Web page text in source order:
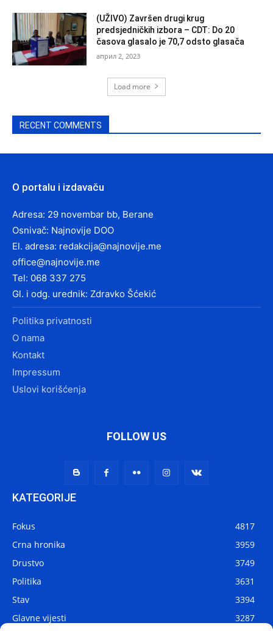
(UŽIVO) Završen drugi krug
predsjedničkih izbora – CDT: Do 20
časova glasalo je 70,7 odsto glasača
април 2, 2023
Load more
RECENT COMMENTS
O portalu i izdavaču
Adresa: 29 novembar bb, Berane
Osnivač: Najnovije DOO
El. adresa: redakcija@najnovije.me
office@najnovije.me
Tel: 068 337 275
Gl. i odg. urednik: Zdravko Šćekić
Politika privatnosti
O nama
Kontakt
Impressum
Uslovi korišćenja
FOLLOW US
KATEGORIJE
Fokus
4817
Crna hronika
3959
Drustvo
3749
Politika
3631
Stav
3394
Glavne vijesti
3287